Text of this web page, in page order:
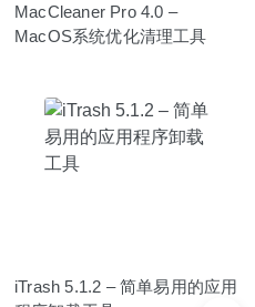
MacCleaner Pro 4.0 –
MacOS系统优化清理工具
iTrash 5.1.2 – 简单易用的应用